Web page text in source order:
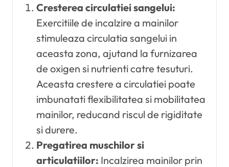
Cresterea circulatiei sangelui:
Exercitiile de incalzire a mainilor
stimuleaza circulatia sangelui in
aceasta zona, ajutand la furnizarea
de oxigen si nutrienti catre tesuturi.
Aceasta crestere a circulatiei poate
imbunatati flexibilitatea si mobilitatea
mainilor, reducand riscul de rigiditate
si durere.
Pregatirea muschilor si
articulatiilor: Incalzirea mainilor prin